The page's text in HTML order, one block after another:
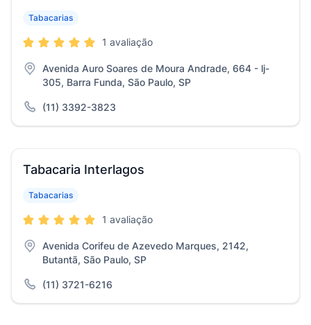
Tabacarias
1 avaliação
Avenida Auro Soares de Moura Andrade, 664 - lj-
305, Barra Funda, São Paulo, SP
(11) 3392-3823
Tabacaria Interlagos
Tabacarias
1 avaliação
Avenida Corifeu de Azevedo Marques, 2142,
Butantã, São Paulo, SP
(11) 3721-6216